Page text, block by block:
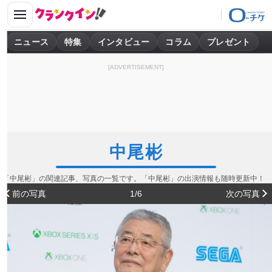
ニュース 特集 インタビュー コラム プレゼント
[ADVERTISEMENT]
中尾彬
「中尾彬」の関連記事、写真の一覧です。「中尾彬」の出演情報も随時更新中！
前の写真 1/6 次の写真